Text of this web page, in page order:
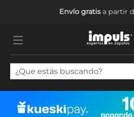
Envío gratisa partir
¿Que estás buscando?
1.
tenis mujer